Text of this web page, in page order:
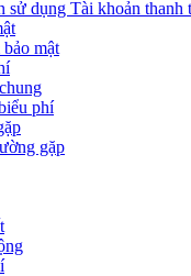
sử dụng Tài khoản thanh
mật
phí
gặp